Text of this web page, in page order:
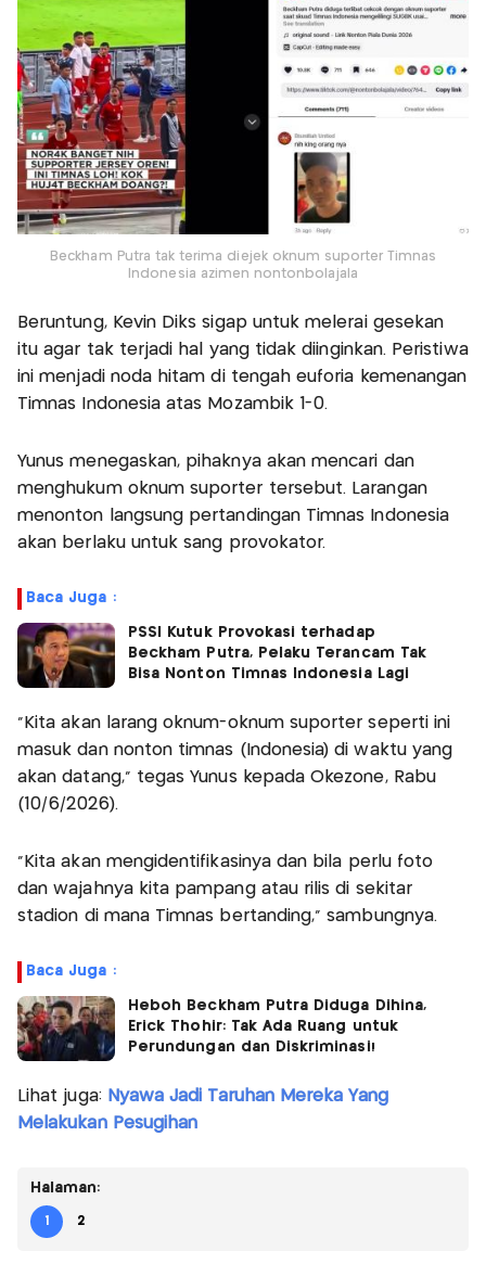
Beckham Putra tak terima diejek oknum suporter Timnas
Indonesia azimen nontonbolajala
Beruntung, Kevin Diks sigap untuk melerai gesekan
itu agar tak terjadi hal yang tidak diinginkan. Peristiwa
ini menjadi noda hitam di tengah euforia kemenangan
Timnas Indonesia atas Mozambik 1-0.
Yunus menegaskan, pihaknya akan mencari dan
menghukum oknum suporter tersebut. Larangan
menonton langsung pertandingan Timnas Indonesia
akan berlaku untuk sang provokator.
Baca Juga :
PSSI Kutuk Provokasi terhadap
Beckham Putra, Pelaku Terancam Tak
Bisa Nonton Timnas Indonesia Lagi
"Kita akan larang oknum-oknum suporter seperti ini
masuk dan nonton timnas (Indonesia) di waktu yang
akan datang," tegas Yunus kepada Okezone, Rabu
(10/6/2026).
"Kita akan mengidentifikasinya dan bila perlu foto
dan wajahnya kita pampang atau rilis di sekitar
stadion di mana Timnas bertanding," sambungnya.
Baca Juga :
Heboh Beckham Putra Diduga Dihina,
Erick Thohir: Tak Ada Ruang untuk
Perundungan dan Diskriminasi!
Lihat juga: Nyawa Jadi Taruhan Mereka Yang
Melakukan Pesugihan
Halaman:
1 2